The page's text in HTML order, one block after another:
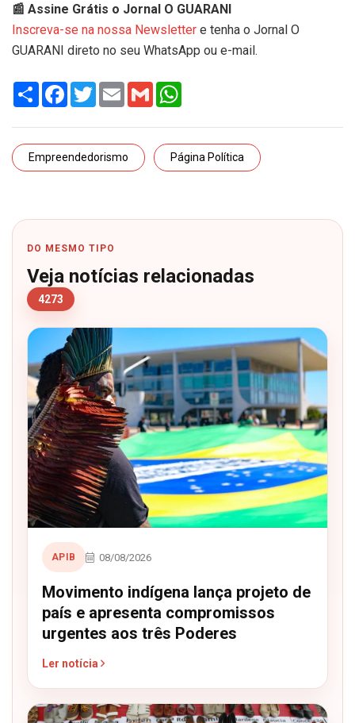
📰 Assine Grátis o Jornal O GUARANI
Inscreva-se na nossa Newsletter e tenha o Jornal O
GUARANI direto no seu WhatsApp ou e-mail.
Share Facebook
TwitterEmail Gmail
Empreendedorismo Página Política
DO MESMO TIPO
Veja notícias relacionadas
4273
APIB 08/08/2026
Movimento indígena lança projeto de
país e apresenta compromissos
urgentes aos três Poderes
Ler notícia